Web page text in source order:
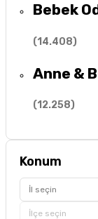
Bebek
(14.408)
Anne &
(12.258)
Konum
İl seçin
İlçe seçin